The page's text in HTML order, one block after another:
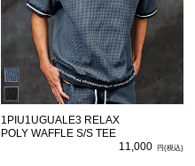
1PIU1UGUALE3 RELAX
POLY WAFFLE S/S TEE
11,000